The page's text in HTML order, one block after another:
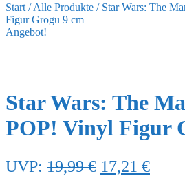
Start /Alle Produkte / Star Wars: The
Figur Grogu 9 cm
Angebot!
Star Wars: The
POP! Vinyl Figur
UVP: 19,99€ 17,21 €